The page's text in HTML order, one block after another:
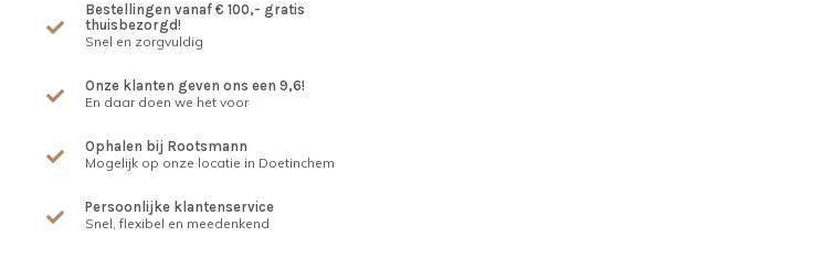
Bestellingen vanaf € 100,- gratis
thuisbezorgd!
Snel en zorgvuldig
Onze klanten geven ons een 9,6!
En daar doen we het voor
Ophalen bij Rootsmann
Mogelijk op onze locatie in Doetinchem
Persoonlijke klantenservice
Snel, flexibel en meedenkend